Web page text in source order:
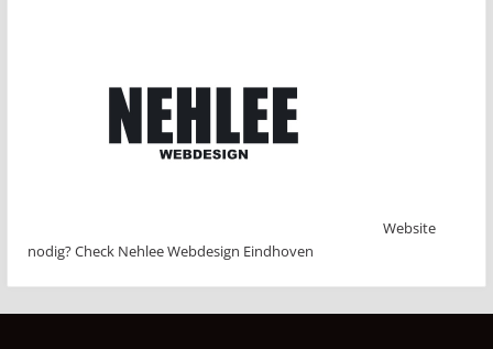
Website
nodig? Check Nehlee Webdesign Eindhoven